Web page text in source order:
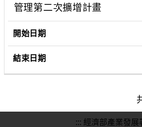
管理第二次擴增計畫
::: 經濟部產業發展